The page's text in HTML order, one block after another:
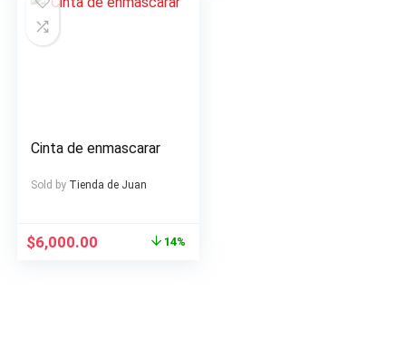
Cinta de enmascarar
Sold by Tienda de Juan
Original
$6,000.00 Current 14%